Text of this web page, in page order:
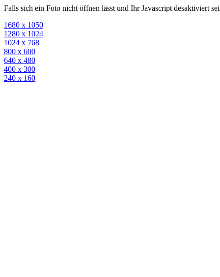
Falls sich ein Foto nicht öffnen lässt und Ihr Javascript desaktiviert
1680 x 1050
1280 x 1024
1024 x 768
800 x 600
640 x 480
400 x 300
240 x 160